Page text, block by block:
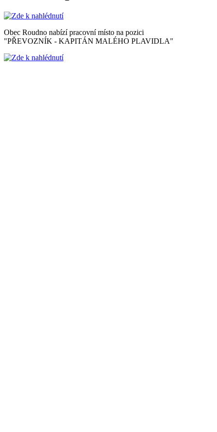
Obec Roudno nabízí pracovní místo na pozici
"PŘEVOZNÍK - KAPITÁN MALÉHO PLAVIDLA"